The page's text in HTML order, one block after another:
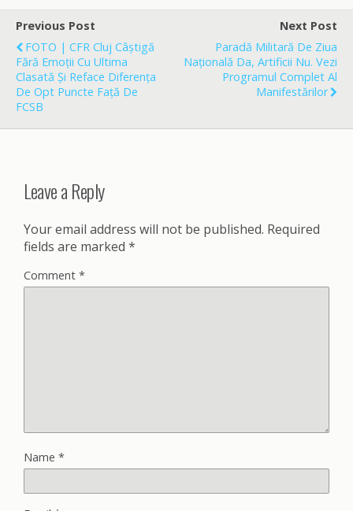
b
o
o
k
l
e
Previous Post
FOTO | CFR Cluj Câștigă
Fără Emoții Cu Ultima
Clasată Și Reface Diferența
De Opt Puncte Față De
FCSB
Next Post
Paradă Militară De Ziua
Națională Da, Artificii Nu. Vezi
Programul Complet Al
Manifestărilor
Leave a Reply
Your email address will not be published. Required
fields are marked *
Comment *
Name *